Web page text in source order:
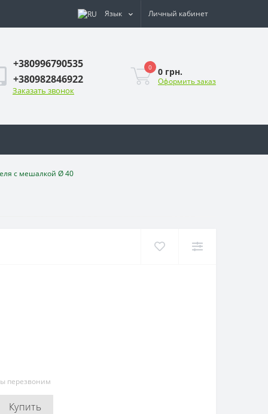
Язык Личный кабинет
+380996790535
+380982846922
Заказать звонок
0 0 грн.
Оформить заказ
с мешалкой Ø 40
перезвоним
Купить